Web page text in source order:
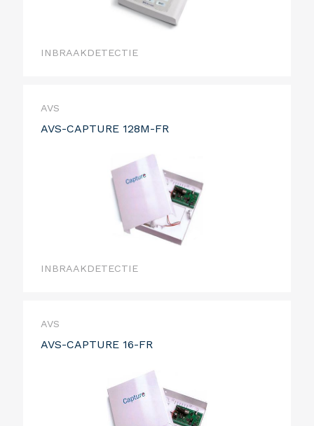
INBRAAKDETECTIE
AVS
AVS-CAPTURE 128M-FR
INBRAAKDETECTIE
AVS
AVS-CAPTURE 16-FR